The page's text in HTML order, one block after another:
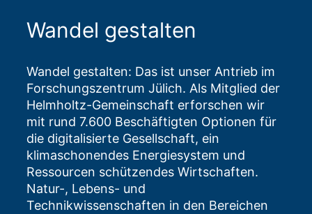
Wandel gestalten
Wandel gestalten: Das ist unser Antrieb im
Forschungszentrum Jülich. Als Mitglied der
Helmholtz-Gemeinschaft erforschen wir
mit rund 7.600 Beschäftigten Optionen für
die digitalisierte Gesellschaft, ein
klimaschonendes Energiesystem und
Ressourcen schützendes Wirtschaften.
Natur-, Lebens- und
Technikwissenschaften in den Bereichen